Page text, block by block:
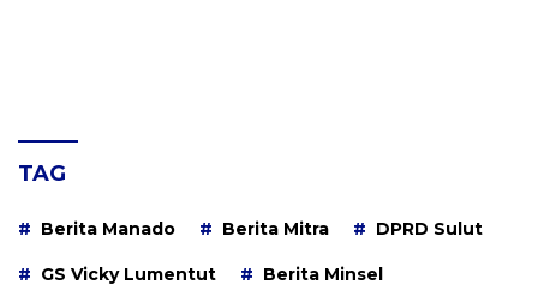
TAG
Berita Manado Berita Mitra DPRD Sulut
GS Vicky Lumentut Berita Minsel